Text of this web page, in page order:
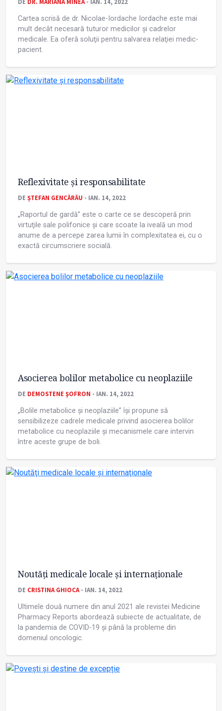
DE DR. MARIANA MINEA- IAN. 14, 2022
Cartea scrisă de dr. Nicolae-Iordache Iordache este mai
mult decât necesară tuturor medicilor și cadrelor
medicale. Ea oferă soluţii pentru salvarea relaţiei medic-
pacient.
Reflexivitate și responsabilitate
DE ȘTEFAN GENCĂRĂU - IAN. 14, 2022
„Raportul de gardă” este o carte ce se descoperă prin
virtuţile sale polifonice și care scoate la iveală un mod
anume de a percepe zarea lumii în complexitatea ei, cu o
exactă circumscriere socială.
Asocierea bolilor metabolice cu neoplaziile
DE DEMOSTENE ŞOFRON - IAN. 14, 2022
„Bolile metabolice și neoplaziile” își propune să
sensibilizeze cadrele medicale privind asocierea bolilor
metabolice cu neoplaziile și mecanismele care intervin
între aceste grupe de boli.
Noutăţi medicale locale și internaţionale
DE CRISTINA GHIOCA- IAN. 14, 2022
Ultimele două numere din anul 2021 ale revistei Medicine
Pharmacy Reports abordează subiecte de actualitate, de
la pandemia de COVID-19 și până la probleme din
domeniul oncologic.